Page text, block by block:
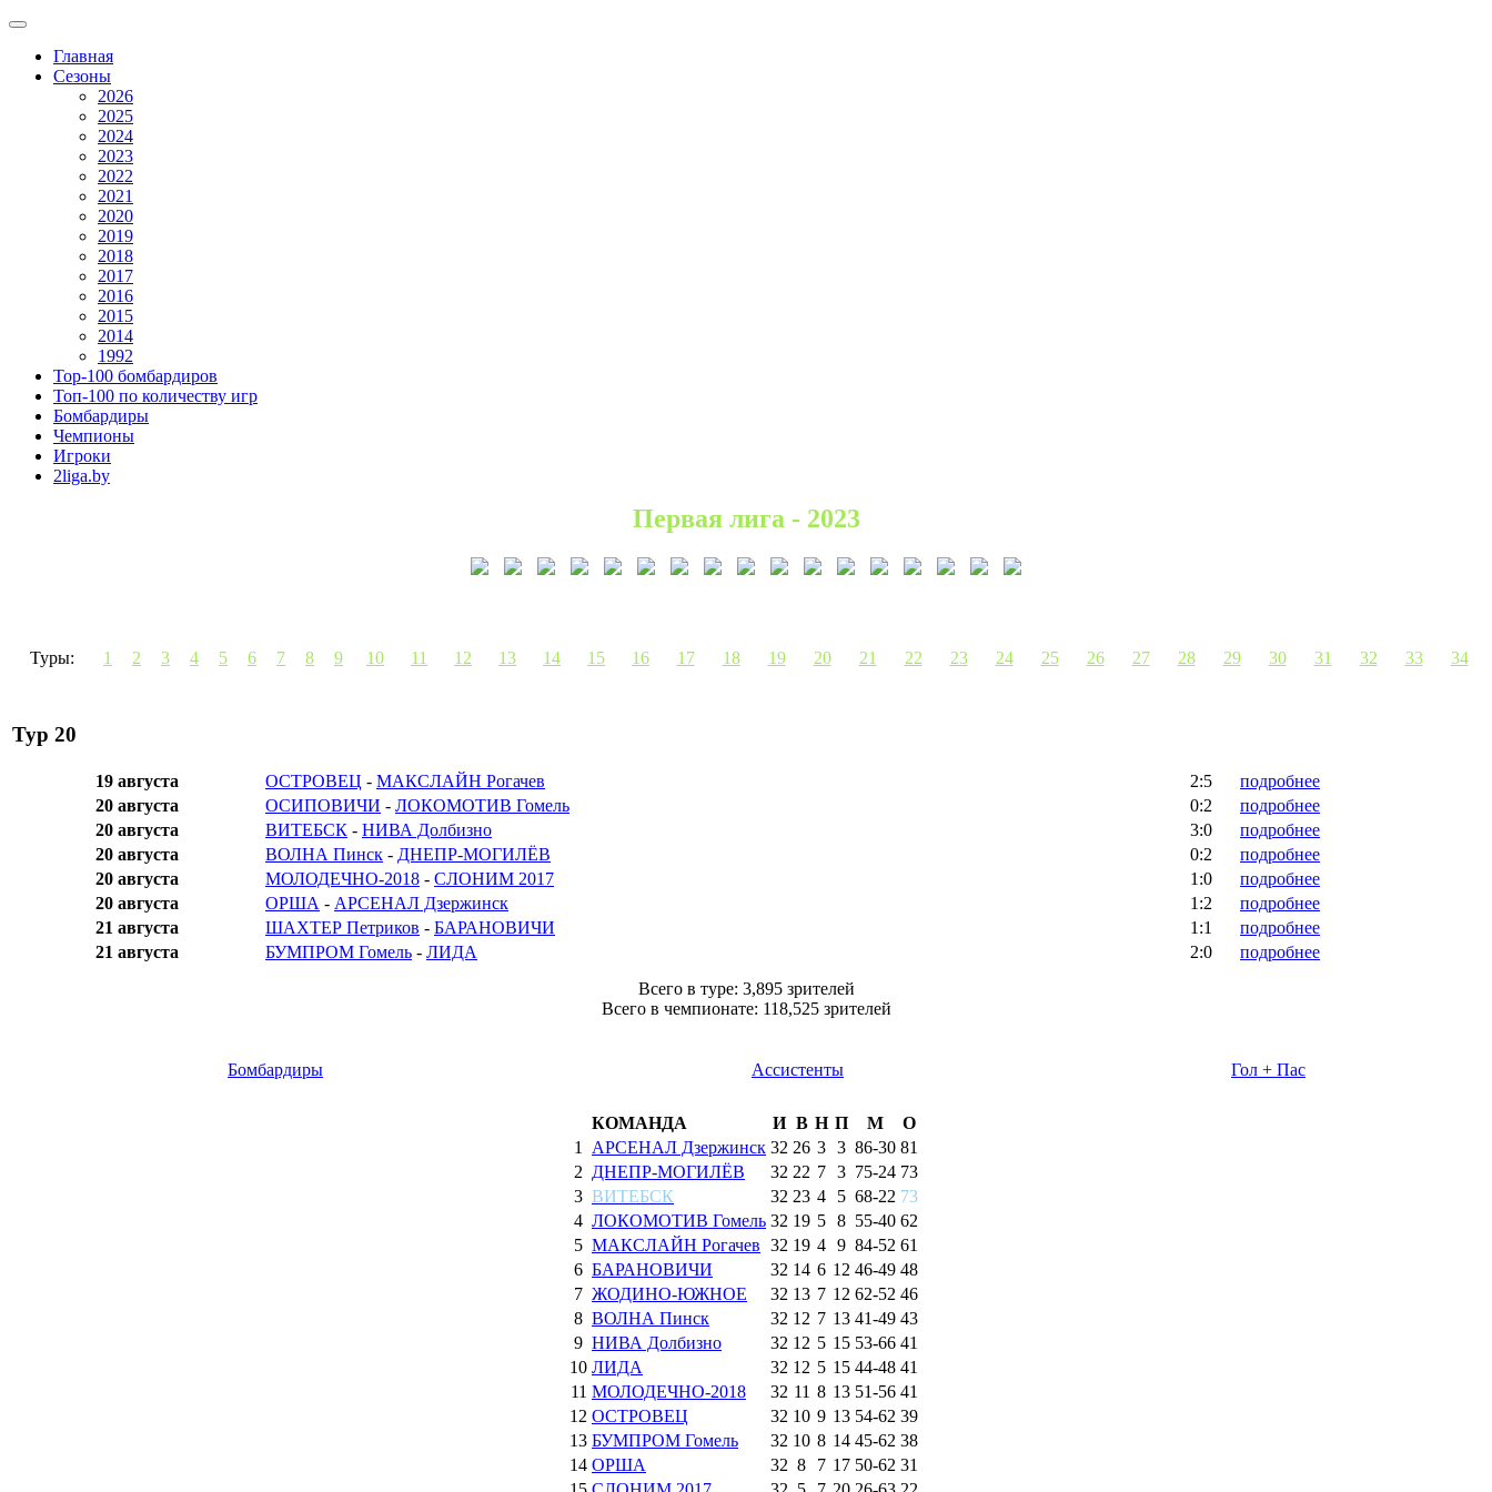
Главная
Сезоны
2026
2025
2024
2023
2022
2021
2020
2019
2018
2017
2016
2015
2014
1992
Top-100 бомбардиров
Топ-100 по количеству игр
Бомбардиры
Чемпионы
Игроки
2liga.by
Первая лига - 2023
Туры: 1 2 3 4 5 6 7 8 9 10 11 12 13 14 15 16 17 18 19 20 21 22 23 24 25 26 27 28 29 30 31 32 33 34
Тур 20
19 августа ОСТРОВЕЦ - МАКСЛАЙН Рогачев 2:5
подробнее
20 августа
ОСИПОВИЧИ - ЛОКОМОТИВ Гомель 0:2
подробнее
20 августа
ВИТЕБСК - НИВА Долбизно 3:0
подробнее
20 августа
ВОЛНА Пинск - ДНЕПР-МОГИЛЁВ 0:2
подробнее
20 августа
МОЛОДЕЧНО-2018 - СЛОНИМ 2017 1:0
подробнее
20 августа
ОРША - АРСЕНАЛ Дзержинск 1:2
подробнее
21 августа
ШАХТЕР Петриков - БАРАНОВИЧИ 1:1
подробнее
21 августа
БУМПРОМ Гомель - ЛИДА 2:0
подробнее
Всего в туре: 3,895 зрителей
Всего в чемпионате: 118,525 зрителей
Бомбардиры Ассистенты Гол + Пас
КОМАНДА И В Н П М
О
1
АРСЕНАЛ Дзержинск 32 26 3 3 86-30 81
2 ДНЕПР-МОГИЛЁВ 32 22 7 3 75-24 73
3 ВИТЕБСК 32 23 4 5 68-22 73
4 ЛОКОМОТИВ Гомель 32 19 5 8 55-40 62
5 МАКСЛАЙН Рогачев 32 19 4 9 84-52 61
6 БАРАНОВИЧИ 32 14 6 12 46-49 48
7 ЖОДИНО-ЮЖНОЕ 32 13 7 12 62-52 46
8 ВОЛНА Пинск 32 12 7 13 41-49 43
9 НИВА Долбизно 32 12 5 15 53-66 41
10 ЛИДА 32 12 5 15 44-48 41
11 МОЛОДЕЧНО-2018 32 11 8 13 51-56 41
12 ОСТРОВЕЦ 32 10 9 13 54-62 39
13 БУМПРОМ Гомель 32 10 8 14 45-62 38
14 ОРША 32 8 7 17 50-62 31